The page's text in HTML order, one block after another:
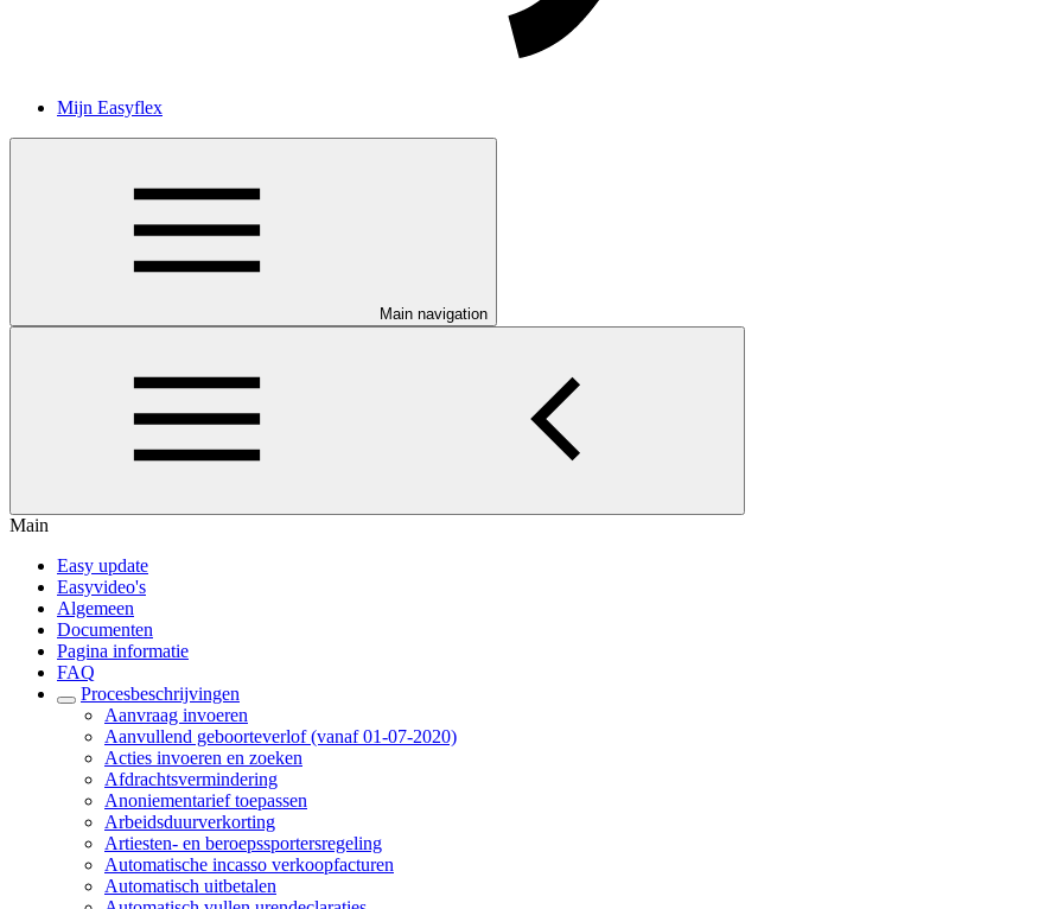
Mijn Easyflex
Main navigation
Main
Easy update
Easyvideo's
Algemeen
Documenten
Pagina informatie
FAQ
Procesbeschrijvingen
Aanvraag invoeren
Aanvullend geboorteverlof (vanaf 01-07-2020)
Acties invoeren en zoeken
Afdrachtsvermindering
Anoniementarief toepassen
Arbeidsduurverkorting
Artiesten- en beroepssportersregeling
Automatische incasso verkoopfacturen
Automatisch uitbetalen